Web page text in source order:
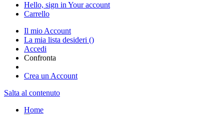
Hello, sign in Your account
Carrello
Il mio Account
La mia lista desideri ()
Accedi
Confronta
Crea un Account
Salta al contenuto
Home